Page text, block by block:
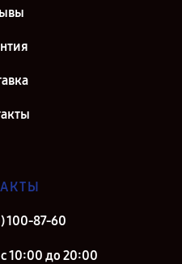
100-87-60
10:00 до 20:00